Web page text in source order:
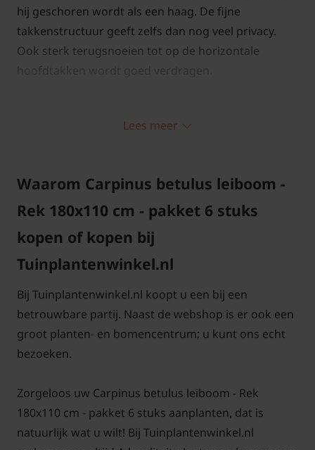
hij geschoren wordt als een haag. De fijne
takkenstructuur geeft zelfs dan nog veel privacy.
Ook sterk terugsnoeien tot op de horizontale
het voorjaar. Een goed alternatief voor de
assortiment.
Bomen van tuinplantenwinkel.nl kunt u jaarrond
planten. Dit kan omdat we al onze bomen in pot
leveren. Aanplanten in de herfst, winter, lente én
zomer is dus altijd mogelijk, met
aangroeigarantie!
Een keuzehulp voor het kopen van leibomen op
Voor snoei- en onderhoudstips voor de Lei-
Haagbeukklik hier!
Lees meer
Waarom Carpinus betulus leiboom -
Rek 180x110 cm - pakket 6 stuks
kopen of kopen bij
Tuinplantenwinkel.nl
Bij Tuinplantenwinkel.nl koopt u een bij een
betrouwbare partij. Naast de webshop is er ook een
groot planten- en bomencentrum; u kunt ons echt
bezoeken.
Zorgeloos uw Carpinus betulus leiboom - Rek
180x110 cm - pakket 6 stuks aanplanten, dat is
natuurlijk wat u wilt! Bij Tuinplantenwinkel.nl